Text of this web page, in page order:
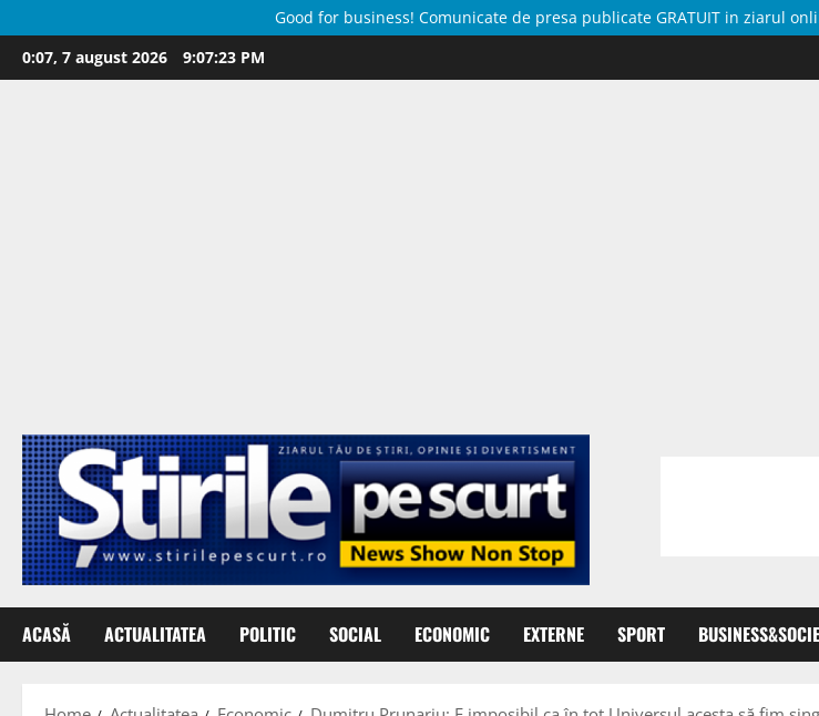
Good for business! Comunicate de presa publicate GRATUIT in ziarul
Skip
to
0:07, 7 august 2026 9:07:24 PM
ACASĂ ACTUALITATEA POLITIC SOCIAL ECONOMIC EXTERNE SPORT